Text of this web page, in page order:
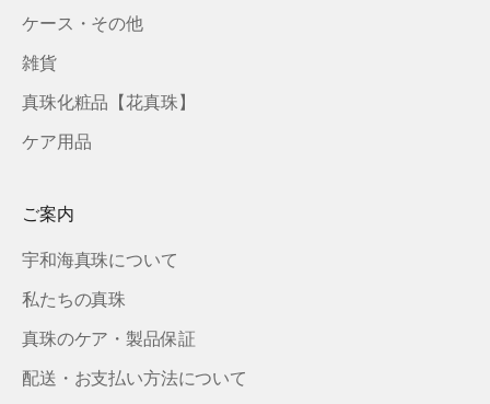
ケース・その他
雑貨
真珠化粧品【花真珠】
ケア用品
ご案内
宇和海真珠について
私たちの真珠
真珠のケア・製品保証
配送・お支払い方法について